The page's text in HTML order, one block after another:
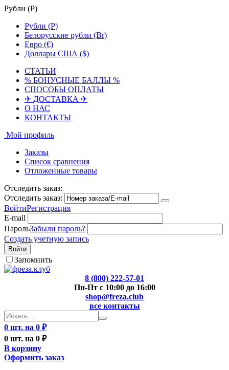
Рубли (Р)
Рубли (Р)
Белорусские рубли (Br)
Евро (€)
Доллары США ($)
СТАТЬИ
% БОНУСНЫЕ БАЛЛЫ %
СПОСОБЫ ОПЛАТЫ
✈ ДОСТАВКА ✈
О НАС
КОНТАКТЫ
Мой профиль
Заказы
Список сравнения
Отложенные товары
Отследить заказ:
Отследить заказ:
ВойтиРегистрация
E-mail
ПарольЗабыли пароль?
Создать учетную запись
Войти
Запомнить
8 (800) 222-57-01
Пн-Пт с 10:00 до 16:00
shop@freza.club
все контакты
0 шт. на 0 ₽
0 шт. на 0 ₽
В корзину
Оформить заказ